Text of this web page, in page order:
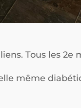
Tous les 2e
même